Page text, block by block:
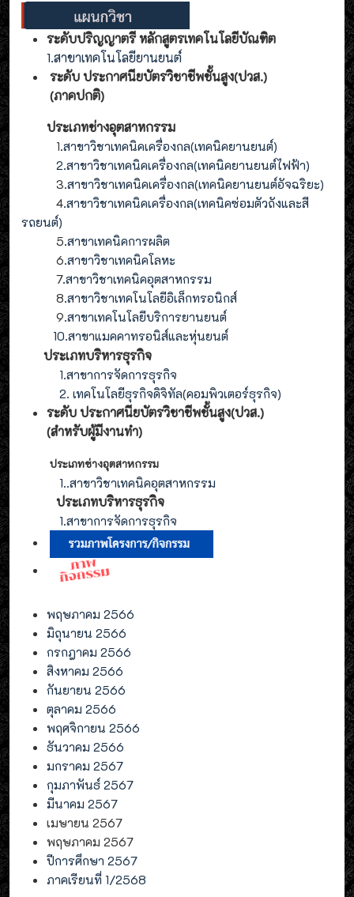
ระดับปริญญาตรี หลักสูตรเทคโนโลยีบัณฑิต
1.สาขาเทคโนโลยียานยนต์
ระดับ ประกาศนียบัตรวิชาชีพชั้นสูง(ปวส.)
(ภาคปกติ)
ประเภทช่างอุตสาหกรรม
1.สาขาวิชาเทคนิคเครื่องกล(เทคนิคยานยนต์)
2.สาขาวิชาเทคนิคเครื่องกล(เทคนิคยานยนต์ไฟฟ้า)
3.สาขาวิชาเทคนิคเครื่องกล(เทคนิคยานยนต์อัจฉริยะ)
4.สาขาวิชาเทคนิคเครื่องกล(เทคนิคซ่อมตัวถังและสี
รถยนต์)
5.สาขาเทคนิคการผลิต
6.สาขาวิชาเทคนิคโลหะ
7.สาขาวิชาเทคนิคอุตสาหกรรม
8.สาขาวิชาเทคโนโลยีอิเล็กทรอนิกส์
9.สาขาเทคโนโลยีบริการยานยนต์
10.สาขาแมคคาทรอนิส์และหุ่นยนต์
ประเภทบริหารธุรกิจ
1.สาขาการจัดการธุรกิจ
2. เทคโนโลยีธุรกิจดิจิทัล(คอมพิวเตอร์ธุรกิจ)
ระดับ ประกาศนียบัตรวิชาชีพชั้นสูง(ปวส.)
(สำหรับผู้มีงานทำ)
ประเภทช่างอุตสาหกรรม
1..สาขาวิชาเทคนิคอุตสาหกรรม
ประเภทบริหารธุรกิจ
1.สาขาการจัดการธุรกิจ
พฤษภาคม 2566
มิถุนายน 2566
กรกฎาคม 2566
สิงหาคม 2566
กันยายน 2566
ตุลาคม 2566
พฤศจิกายน 2566
ธันวาคม 2566
มกราคม 2567
กุมภาพันธ์ 2567
มีนาคม 2567
เมษายน 2567
พฤษภาคม 2567
ปีการศึกษา 2567
ภาคเรียนที่ 1/2568